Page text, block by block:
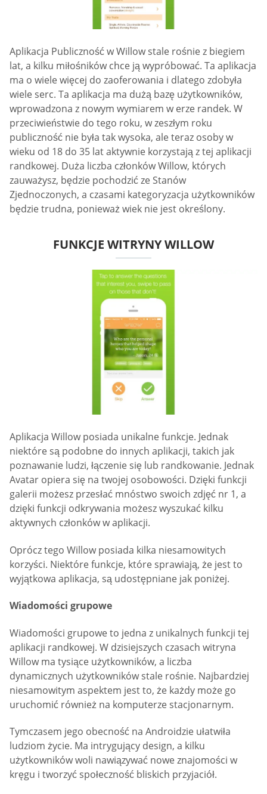
Aplikacja Publiczność w Willow stale rośnie z biegiem
lat, a kilku miłośników chce ją wypróbować. Ta aplikacja
ma o wiele więcej do zaoferowania i dlatego zdobyła
wiele serc. Ta aplikacja ma dużą bazę użytkowników,
wprowadzona z nowym wymiarem w erze randek. W
przeciwieństwie do tego roku, w zeszłym roku
publiczność nie była tak wysoka, ale teraz osoby w
wieku od 18 do 35 lat aktywnie korzystają z tej aplikacji
randkowej. Duża liczba członków Willow, których
zauważysz, będzie pochodzić ze Stanów
Zjednoczonych, a czasami kategoryzacja użytkowników
będzie trudna, ponieważ wiek nie jest określony.
FUNKCJE WITRYNY WILLOW
Aplikacja Willow posiada unikalne funkcje. Jednak
niektóre są podobne do innych aplikacji, takich jak
poznawanie ludzi, łączenie się lub randkowanie. Jednak
Avatar opiera się na twojej osobowości. Dzięki funkcji
galerii możesz przesłać mnóstwo swoich zdjęć nr 1, a
dzięki funkcji odkrywania możesz wyszukać kilku
aktywnych członków w aplikacji.
Oprócz tego Willow posiada kilka niesamowitych
korzyści. Niektóre funkcje, które sprawiają, że jest to
wyjątkowa aplikacja, są udostępniane jak poniżej.
Wiadomości grupowe
Wiadomości grupowe to jedna z unikalnych funkcji tej
aplikacji randkowej. W dzisiejszych czasach witryna
Willow ma tysiące użytkowników, a liczba
dynamicznych użytkowników stale rośnie. Najbardziej
niesamowitym aspektem jest to, że każdy może go
uruchomić również na komputerze stacjonarnym.
Tymczasem jego obecność na Androidzie ułatwiła
ludziom życie. Ma intrygujący design, a kilku
użytkowników woli nawiązywać nowe znajomości w
kręgu i tworzyć społeczność bliskich przyjaciół.